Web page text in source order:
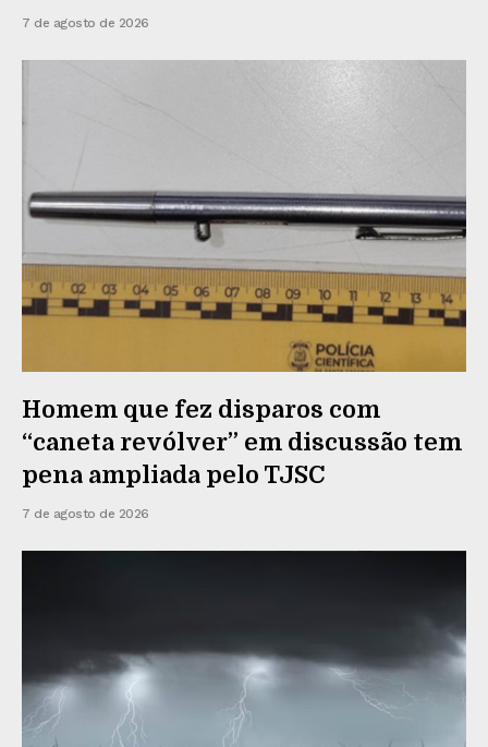
7 de agosto de 2026
Homem que fez disparos com
“caneta revólver” em discussão tem
pena ampliada pelo TJSC
7 de agosto de 2026